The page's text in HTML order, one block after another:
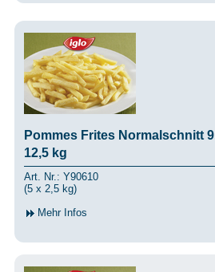
Pommes Frites Normalschnitt
12,5 kg
Art. Nr.: Y90610
(5 x 2,5 kg)
Mehr Infos